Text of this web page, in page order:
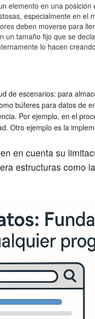
elemento en una posición
especialmente en el
deben moverse para
un tamaño fijo que se
lo hacen
de escenarios: para
búferes para datos
Por ejemplo, en el
Otro ejemplo es la
en cuenta su
estructuras como